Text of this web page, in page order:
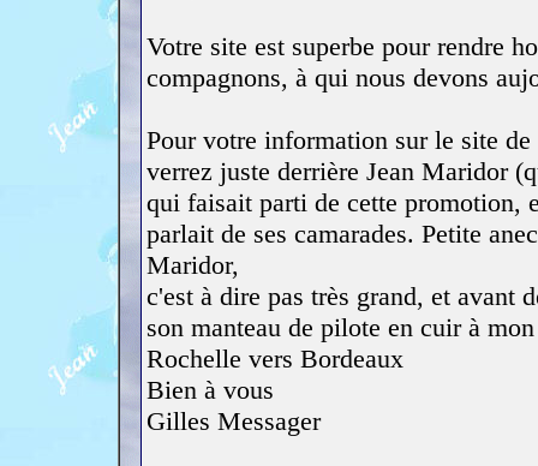
Votre site est superbe pour rendre
compagnons, à qui nous devons
Pour votre information sur le site
verrez juste derrière Jean Maridor
qui faisait parti de cette promotion,
parlait de ses camarades. Petite
Maridor,
c'est à dire pas très grand, et avant
son manteau de pilote en cuir à
Rochelle vers Bordeaux
Bien à vous
Gilles Messager